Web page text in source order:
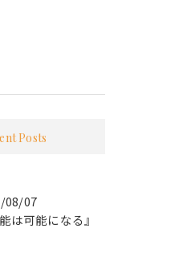
Posts
08/07
は可能になる』